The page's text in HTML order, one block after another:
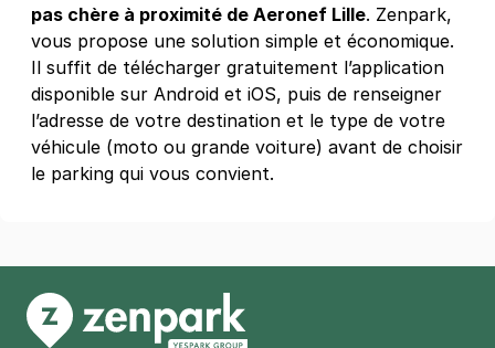
Lille - Caulier - Rabelais
15 rue Rabelais
59800Lille
4,4(277 avis)
27 € /jour 84 €/semaine (tarifs dégressifs)
Réserver
Lille
1 boulevard du Docteur Calmette
pas chère à proximité de Aeronef Lille. Zenpark,
vous propose une solution simple et économique.
Il suffit de télécharger gratuitement l’application
disponible sur Android et iOS, puis de renseigner
l’adresse de votre destination et le type de votre
véhicule (moto ou grande voiture) avant de choisir
le parking qui vous convient.